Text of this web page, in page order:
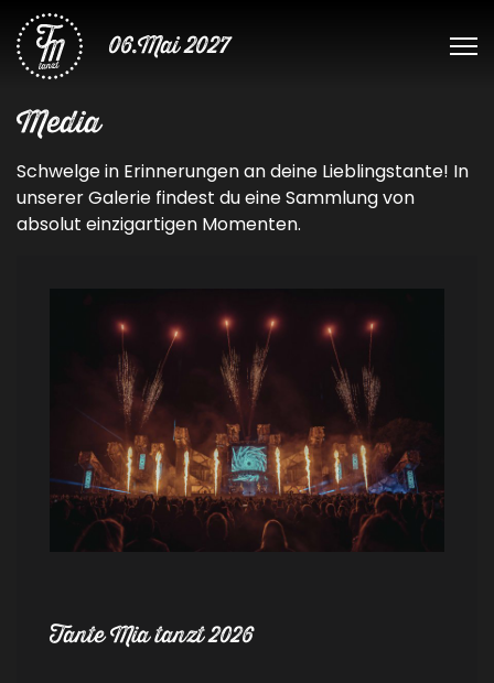
06.Mai 2027
Media
Schwelge in Erinnerungen an deine Lieblingstante! In
unserer Galerie findest du eine Sammlung von
absolut einzigartigen Momenten.
Tante Mia tanzt 2026